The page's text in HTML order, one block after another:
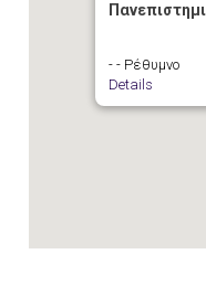
- - Ρέθυμνο
Details